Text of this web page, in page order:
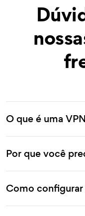
O que é uma
Por que você
Como configurar